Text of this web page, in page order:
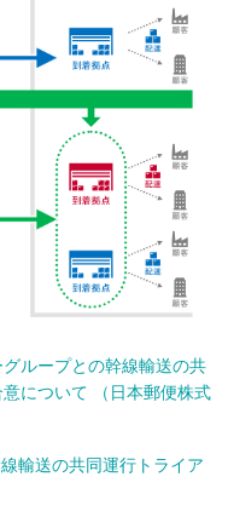
ループとの幹線輸送の共
について （日本郵便株式
輸送の共同運行トライア